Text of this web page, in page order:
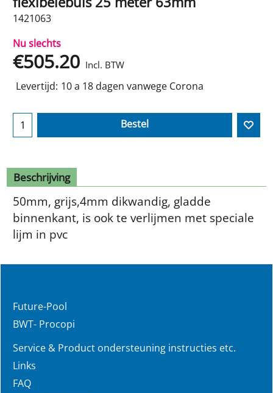
1421063
Nu slechts
€505.20 Incl. BTW
Levertijd: 10 a 18 dagen vanwege Corona
Bestel
Beschrijving
50mm, grijs,4mm dikwandig, gladde
binnenkant, is ook te verlijmen met speciale
lijm in pvc
Future-Pool
BWT- Procopi
Service & Product ondersteuning instructies etc.
Links
FAQ